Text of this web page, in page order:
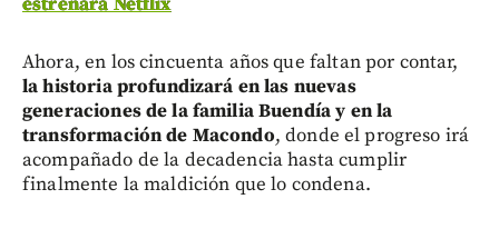
Ahora, en los cincuenta años que faltan por contar,
la historia profundizará en las nuevas
generaciones de la familia Buendía y en la
transformación de Macondo, donde el progreso irá
acompañado de la decadencia hasta cumplir
finalmente la maldición que lo condena.